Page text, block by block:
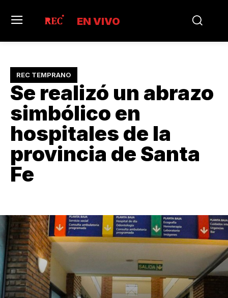
EN VIVO
REC TEMPRANO
Se realizó un abrazo
simbólico en
hospitales de la
provincia de Santa
Fe